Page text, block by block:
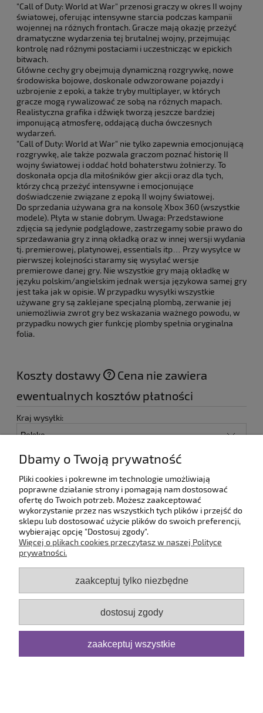
"Call of Duty: World at War" przenosi graczy w okres II wojny
światowej, oferując intensywne starcia podczas kampanii
wojennej na różnych frontach. Gracze mają okazję przeżyć
dramatyczne wydarzenia tej brutalnej wojny, przejmując
kontrolę nad różnymi postaciami i uczestnicząc w epickich
bitwach.
Główne cechy gry obejmują dynamiczną rozgrywkę, nowe
środowiska bojowe, doskonale odwzorowane pojazdy i
uzbrojenie z epoki, a także tryby multiplayer, w których
gracze mogą rywalizować ze sobą na różnych mapach.
Realistyczna grafika i dźwięk tworzą jeszcze bardziej
imponującą atmosferę, oddającą ducha ówczesnych
wydarzeń.
"Call of Duty: World at War" nie tylko zapewnia emocjonującą
rozgrywkę, ale także pozwala graczom poznać historię II
wojny światowej i oddać hołd bohaterstwu żołnierzy. To
doskonała opcja dla miłośników gier akcji oraz dla tych,
którzy chcą przeżyć intensywne i emocjonujące
doświadczenie związane z epoką II wojny światowej.
Do sprzedania używana gra na konsolę Xbox 360 (wszystkie
modele). Płyta w stanie dobrym. Uwaga: Przedstawione
zdjęcia są jedynie podglądowe, zastrzegamy sobie prawo do
sprzedawania gry z inną okładką oraz w innej wersji wydania
tj. premierowej, platynowej, essentials itp… Przy wysyłce w
pierwszej kolejności staramy się wysyłać wersje
premierowe danej gry. Nie wszystkie gry mają okładkę w
języku polskim/angielskim jednak wersja językowa samej gry
jest taka jak w opisie. W przypadku wysyłki wszystkie
używane gry są zaklejane specjalną plombą, zerwanie jej
uniemożliwia zwrot gry bez wskazania ważnego powodu, w
przypadku nowych gier funkcję plomby spełnia oryginalna
folia.
Koszty dostawy
Cena nie zawiera
ewentualnych kosztów płatności
Kraj wysyłki:
Kurier DPD
Odbiór osobisty(- Odbiór w siedzibie firmy) 0,00 zł
Pomoc
Moje konto
Serwis
O firmie
Dbamy o Twoją prywatność
Pliki cookies i pokrewne im technologie umożliwiają
poprawne działanie strony i pomagają nam dostosować
ofertę do Twoich potrzeb. Możesz zaakceptować
wykorzystanie przez nas wszystkich tych plików i przejść do
sklepu lub dostosować użycie plików do swoich preferencji,
wybierając opcję "Dostosuj zgody".
Więcej o plikach cookies przeczytasz w naszej Polityce
prywatności.
zaakceptuj tylko niezbędne
dostosuj zgody
zaakceptuj wszystkie